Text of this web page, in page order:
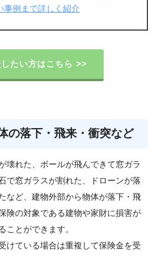
事例まで詳しく紹介
したい方はこちら >>
の落下・飛来・衝突など
壊れた、ボールが飛んできて窓ガラ
で窓ガラスが割れた、ドローンが落
など、建物外部から物体が落下・飛
険の対象である建物や家財に損害が
ことができます。
けている場合は重複して保険金を受